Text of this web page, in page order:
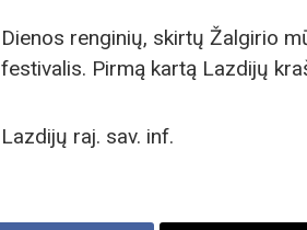
Dienos renginių, skirtų Žalgirio
festivalis. Pirmą kartą Lazdijų
Lazdijų raj. sav. inf.